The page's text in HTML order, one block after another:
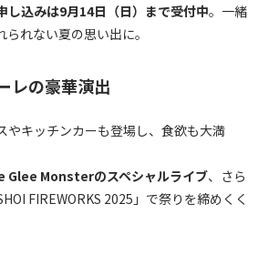
し込みは9月14日（日）まで受付中。一緒
れない夏の思い出に。
レの豪華演出
やキッチンカーも登場し、食欲も大満
Monsterのスペシャルライブ、さら
FIREWORKS 2025」で祭りを締めくく